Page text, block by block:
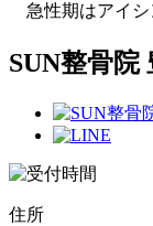
急性期はアイシ
SUN整骨院
住所